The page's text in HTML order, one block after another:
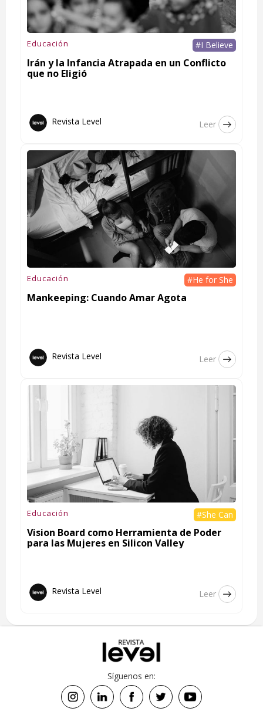
Educación #I Believe
Irán y la Infancia Atrapada en un Conflicto
que no Eligió
Revista Level Leer
Educación #He for She
Mankeeping: Cuando Amar Agota
Revista Level Leer
Educación #She Can
Vision Board como Herramienta de Poder
para las Mujeres en Silicon Valley
Revista Level Leer
Síguenos en: